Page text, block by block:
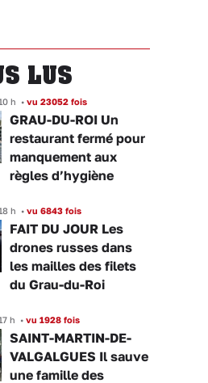
LUS
h • vu 23052 fois
GRAU-DU-ROI Un
restaurant fermé pour
manquement aux
règles d’hygiène
h • vu 6843 fois
FAIT DU JOUR Les
drones russes dans
les mailles des filets
du Grau-du-Roi
h • vu 1928 fois
SAINT-MARTIN-DE-
VALGALGUES Il sauve
une famille des